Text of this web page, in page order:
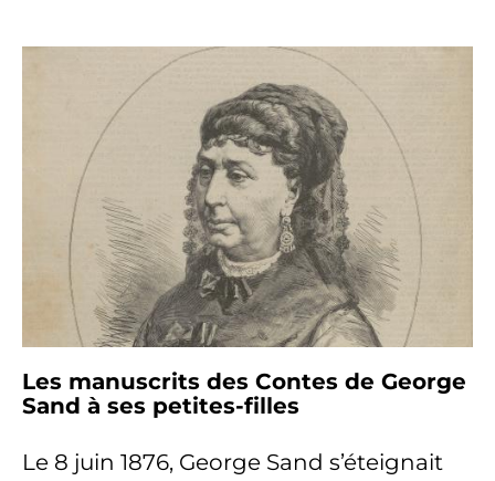
Les manuscrits des Contes de George
Sand à ses petites-filles
Le 8 juin 1876, George Sand s’éteignait